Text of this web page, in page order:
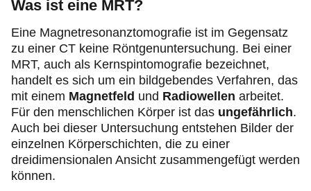
im Krankenhaus eingesetzt – dort vor allem bei
erfordern. Eine Computertomografie des Brustkorbs
(CT-Thorax) oder des Bauchraums (CT-Abdomen)
kann zum Beispiel bei Unfällen in kurzer Zeit klären,
ob es zu inneren Blutungen oder Knochenbrüchen
gekommen ist. Ein Schädel-CT gibt bei einem
Verdacht auf einenSchlaganfalldiagnostische Hilfe.
Zudem werden CT-Untersuchungen auch bei
Krebserkrankungendurchgeführt, um so
feststellen zu können, wo genau der Tumor sich
Strahlung außerhalb des Raumes und geben über
Atmung ebenso zu Bewegung führt, muss man je
nach Körperregion manchmalkurz die Luft
anhalten.
Wie lange dieAuswertung von CT-Bildern dauert,
kann unterschiedlich sein. In der Regel werden die
Bilder in der Radiologie innerhalb von wenigen
Tagen ausgewertet und gegebenenfalls mit bereits
vorhandenen Bildern verglichen. Den Befund und
die CT-Bilder erhält Ihr behandelnder Arzt oder Ihre
Was ist eine MRT?
Eine Magnetresonanztomografie ist im Gegensatz
zu einer CT keine Röntgenuntersuchung. Bei einer
MRT, auch als Kernspintomografie bezeichnet,
handelt es sich um ein bildgebendes Verfahren, das
mit einem Magnetfeld und Radiowellen arbeitet.
Für den menschlichen Körper ist das ungefährlich.
Auch bei dieser Untersuchung entstehen Bilder der
einzelnen Körperschichten, die zu einer
dreidimensionalen Ansicht zusammengefügt werden
können.